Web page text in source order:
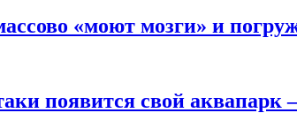
«моют мозги» и
появится свой аквапарк